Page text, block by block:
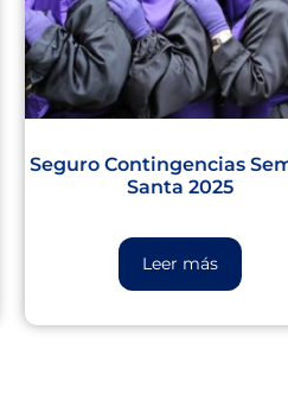
Seguro Contingencias
Santa 2025
Leer más